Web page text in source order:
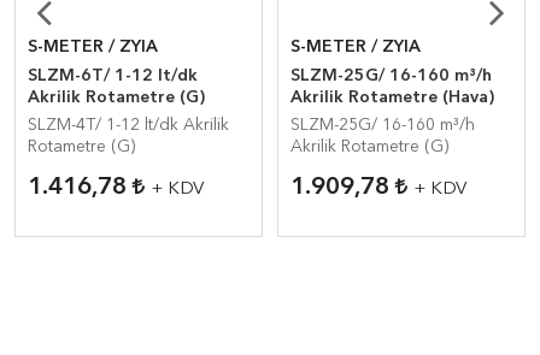
S-METER / ZYIA
SLZM-6T/ 1-12 lt/dk
Akrilik Rotametre (G)
SLZM-4T/ 1-12 lt/dk Akrilik
Rotametre (G)
1.416,78 + KDV
S-METER / ZYIA
SLZM-25G/ 16-160 m³/h
Akrilik Rotametre (Hava)
SLZM-25G/ 16-160 m³/h
Akrilik Rotametre (G)
1.909,78 + KDV